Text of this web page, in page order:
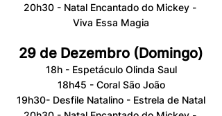
20h30 - Natal Encantado do Mickey -
Viva Essa Magia
29 de Dezembro (Domingo)
18h - Espetáculo Olinda Saul
18h45 - Coral São João
19h30- Desfile Natalino - Estrela de Natal